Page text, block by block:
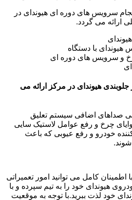
سرویس های دوره ای هیوندای در
ارائه می گردد.
با دستگاه
و سرویس های دوره ای
هیوندای در مرکز ارائه می
صداهای اضافی سیستم تعلیق
چرخ و رفع عوامل لاستیک سایی
خودرو و رفع عیوبی که باعث
شوند.
اطمینان کامل می توانید امور تعمیراتی
هیوندای خود را به تیم سپرده و با
خود لذت ببرید.با توجه به موقعیت